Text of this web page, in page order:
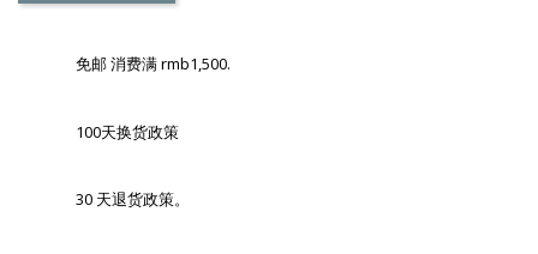
免邮 消费满 rmb1,500.
100天换货政策
30 天退货政策。